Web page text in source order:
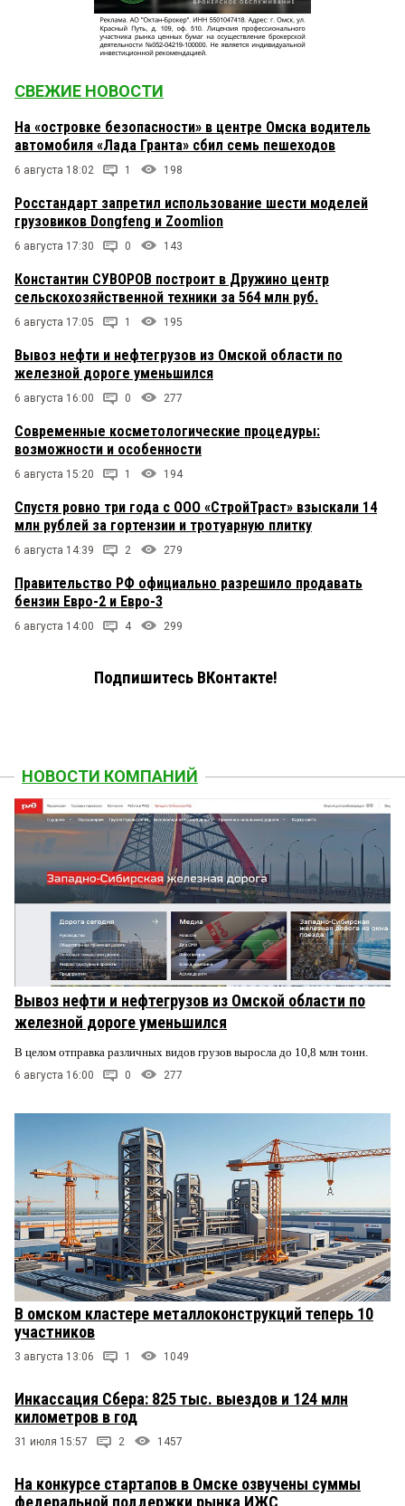
СВЕЖИЕ НОВОСТИ
На «островке безопасности» в центре Омска водитель
автомобиля «Лада Гранта» сбил семь пешеходов
6 августа 18:02 1 198
Росстандарт запретил использование шести моделей
грузовиков Dongfeng и Zoomlion
6 августа 17:30 0 143
Константин СУВОРОВ построит в Дружино центр
сельскохозяйственной техники за 564 млн руб.
6 августа 17:05 1 195
Вывоз нефти и нефтегрузов из Омской области по
железной дороге уменьшился
6 августа 16:00 0 277
Современные косметологические процедуры:
возможности и особенности
6 августа 15:20 1 194
Спустя ровно три года с ООО «СтройТраст» взыскали 14
млн рублей за гортензии и тротуарную плитку
6 августа 14:39 2 279
Правительство РФ официально разрешило продавать
бензин Евро-2 и Евро-3
6 августа 14:00 4 299
Подпишитесь ВКонтакте!
НОВОСТИ КОМПАНИЙ
Вывоз нефти и нефтегрузов из Омской области по
железной дороге уменьшился
В целом отправка различных видов грузов выросла до 10,8 млн тонн.
6 августа 16:00 0 277
В омском кластере металлоконструкций теперь 10
участников
3 августа 13:06 1 1049
Инкассация Сбера: 825 тыс. выездов и 124 млн
километров в год
31 июля 15:57 2 1457
На конкурсе стартапов в Омске озвучены суммы